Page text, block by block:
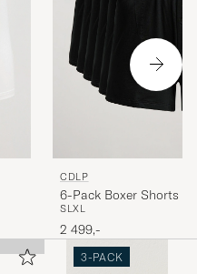
CDLP
6-Pack Boxer Shorts
SLXL
2 499,-
3-PACK